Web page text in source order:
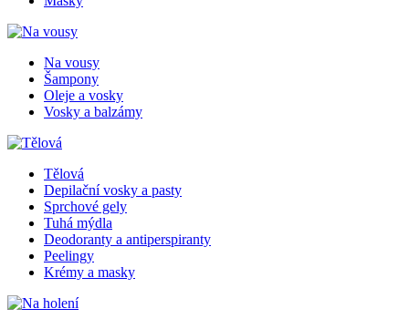
Na vousy
Šampony
Oleje a vosky
Vosky a balzámy
Tělová
Depilační vosky a pasty
Sprchové gely
Tuhá mýdla
Deodoranty a antiperspiranty
Peelingy
Krémy a masky